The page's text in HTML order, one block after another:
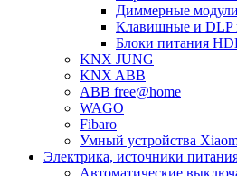
Диммерные
Клавишные и DLP
Блоки питания
KNX JUNG
KNX ABB
ABB free@home
WAGO
Fibaro
Умный устройства
Электрика, источники
Автоматические